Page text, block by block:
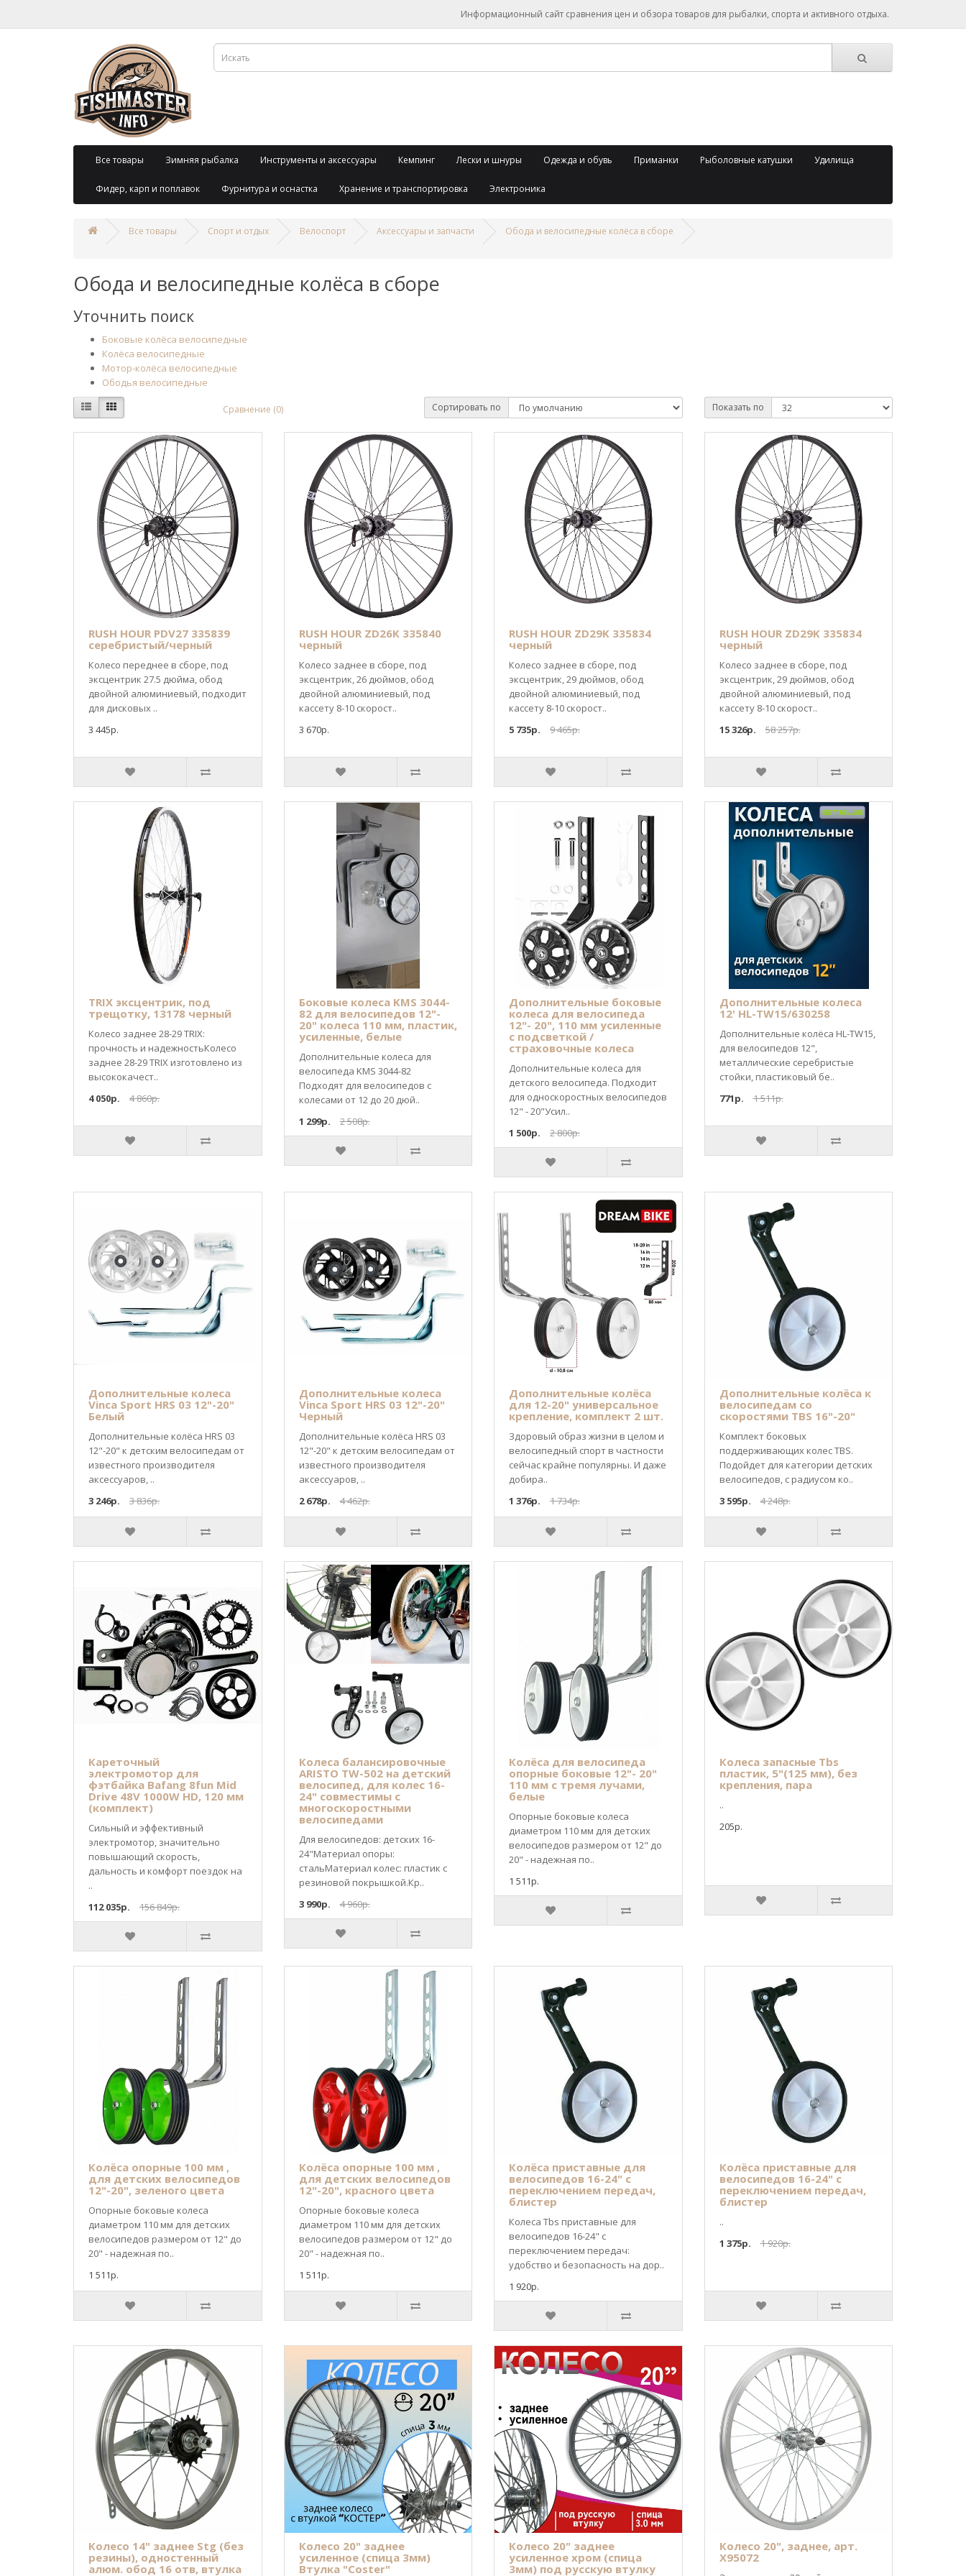
Информационный сайт сравнения цен и обзора товаров для рыбалки, спорта и активного отдыха.
Все товары Зимняя рыбалка Инструменты и аксессуары Кемпинг Лески и шнуры Одежда и обувь Приманки Рыболовные катушки Удилища
Фидер, карп и поплавок Фурнитура и оснастка Хранение и транспортировка Электроника
Все товары Спорт и отдых Велоспорт Аксессуары и запчасти Обода и велосипедные колёса в сборе
Обода и велосипедные колёса в сборе
Уточнить поиск
Боковые колёса велосипедные
Колёса велосипедные
Мотор-колёса велосипедные
Ободья велосипедные
Сравнение (0) Сортировать по Показать по
RUSH HOUR PDV27 335839
серебристый/черный
Колесо переднее в сборе, под
эксцентрик 27.5 дюйма, обод
двойной алюминиевый, подходит
для дисковых ..
3 445р.
RUSH HOUR ZD26K 335840
черный
Колесо заднее в сборе, под
эксцентрик, 26 дюймов, обод
двойной алюминиевый, под
кассету 8-10 скорост..
3 670р.
RUSH HOUR ZD29K 335834
черный
Колесо заднее в сборе, под
эксцентрик, 29 дюймов, обод
двойной алюминиевый, под
кассету 8-10 скорост..
5 735р.
9 465р.
RUSH HOUR ZD29K 335834
черный
Колесо заднее в сборе, под
эксцентрик, 29 дюймов, обод
двойной алюминиевый, под
кассету 8-10 скорост..
15 326р.
58 257р.
TRIX эксцентрик, под
трещотку, 13178 черный
Колесо заднее 28-29 TRIX:
прочность и надежностьКолесо
заднее 28-29 TRIX изготовлено из
высококачест..
4 050р.
4 860р.
Боковые колеса KMS 3044-
82 для велосипедов 12"-
20" колеса 110 мм, пластик,
усиленные, белые
Дополнительные колеса для
велосипеда KMS 3044-82
Подходят для велосипедов с
колесами от 12 до 20 дюй..
1 299р.
2 508р.
Дополнительные боковые
колеса для велосипеда
12"- 20", 110 мм усиленные
с подсветкой /
страховочные колеса
Дополнительные колеса для
детского велосипеда. Подходит
для односкоростных велосипедов
12" - 20"Усил..
1 500р.
2 800р.
Дополнительные колеса
12' HL-TW15/630258
Дополнительные колёса HL-TW15,
для велосипедов 12",
металлические серебристые
стойки, пластиковый бе..
771р.
1 511р.
Дополнительные колеса
Vinca Sport HRS 03 12"-20"
Белый
Дополнительные колёса HRS 03
12"-20" к детским велосипедам от
известного производителя
аксессуаров, ..
3 246р.
3 836р.
Дополнительные колеса
Vinca Sport HRS 03 12"-20"
Черный
Дополнительные колёса HRS 03
12"-20" к детским велосипедам от
известного производителя
аксессуаров, ..
2 678р.
4 462р.
Дополнительные колёса
для 12-20" универсальное
крепление, комплект 2 шт.
Здоровый образ жизни в целом и
велосипедный спорт в частности
сейчас крайне популярны. И даже
добира..
1 376р.
1 734р.
Дополнительные колёса к
велосипедам со
скоростями TBS 16"-20"
Комплект боковых
поддерживающих колес TBS.
Подойдет для категории детских
велосипедов, с радиусом ко..
3 595р.
4 248р.
Кареточный
электромотор для
фэтбайка Bafang 8fun Mid
Drive 48V 1000W HD, 120 мм
(комплект)
Сильный и эффективный
электромотор, значительно
повышающий скорость,
дальность и комфорт поездок на
..
112 035р.
156 849р.
Колеса балансировочные
ARISTO TW-502 на детский
велосипед, для колес 16-
24" совместимы с
многоскоростными
велосипедами
Для велосипедов: детских 16-
24"Материал опоры:
стальМатериал колес: пластик c
резиновой покрышкой.Кр..
3 990р.
4 960р.
Колёса для велосипеда
опорные боковые 12"- 20"
110 мм с тремя лучами,
белые
Опорные боковые колеса
диаметром 110 мм для детских
велосипедов размером от 12" до
20" - надежная по..
1 511р.
Колеса запасные Tbs
пластик, 5"(125 мм), без
крепления, пара
..
205р.
Колёса опорные 100 мм ,
для детских велосипедов
12"-20", зеленого цвета
Опорные боковые колеса
диаметром 110 мм для детских
велосипедов размером от 12" до
20" - надежная по..
1 511р.
Колёса опорные 100 мм ,
для детских велосипедов
12"-20", красного цвета
Опорные боковые колеса
диаметром 110 мм для детских
велосипедов размером от 12" до
20" - надежная по..
1 511р.
Колёса приставные для
велосипедов 16-24" с
переключением передач,
блистер
Колеса Tbs приставные для
велосипедов 16-24" с
переключением передач:
удобство и безопасность на дор..
1 920р.
Колёса приставные для
велосипедов 16-24" с
переключением передач,
блистер
..
1 375р.
1 920р.
Колесо 14" заднее Stg (без
резины), одностенный
алюм. обод 16 отв, втулка
Колесо 20" заднее
усиленное (спица 3мм)
Втулка "Сoster"
Колесо 20" заднее
усиленное хром (спица
3мм) под русскую втулку
Колесо 20", заднее, арт.
Х95072